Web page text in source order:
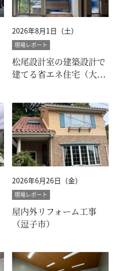
2026年8月1日（土）
現場レポート
松尾設計室の建築設計で
建てる省エネ住宅（大...
2026年6月26日（金）
現場レポート
屋内外リフォーム工事
（逗子市）